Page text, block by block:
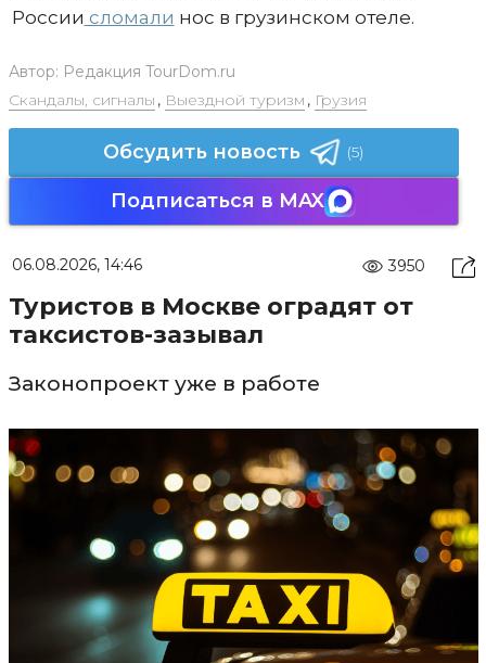
России сломали нос в грузинском отеле.
Автор: Редакция TourDom.ru
Скандалы, сигналы , Выездной туризм , Грузия
Обсудить новость (5)
Подписаться в MAX
06.08.2026, 14:46 3950
Туристов в Москве оградят от
таксистов-зазывал
Законопроект уже в работе